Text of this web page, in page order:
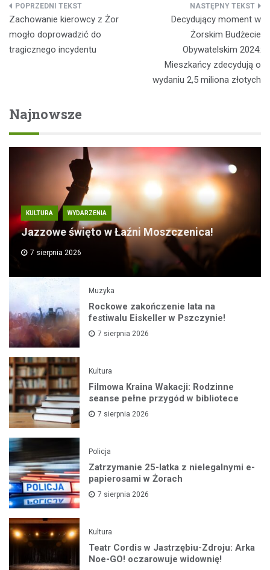
Nawigacja
wpisu
Zachowanie kierowcy z Żor
mogło doprowadzić do
tragicznego incydentu
Decydujący moment w
Żorskim Budżecie
Obywatelskim 2024:
Mieszkańcy zdecydują o
wydaniu 2,5 miliona złotych
Najnowsze
KULTURA WYDARZENIA
Jazzowe święto w Łaźni Moszczenica!
7 sierpnia 2026
Muzyka
Rockowe zakończenie lata na
festiwalu Eiskeller w Pszczynie!
7 sierpnia 2026
Kultura
Filmowa Kraina Wakacji: Rodzinne
seanse pełne przygód w bibliotece
7 sierpnia 2026
Policja
Zatrzymanie 25-latka z nielegalnymi e-
papierosami w Żorach
7 sierpnia 2026
Kultura
Teatr Cordis w Jastrzębiu-Zdroju: Arka
Noe-GO! oczarowuje widownię!